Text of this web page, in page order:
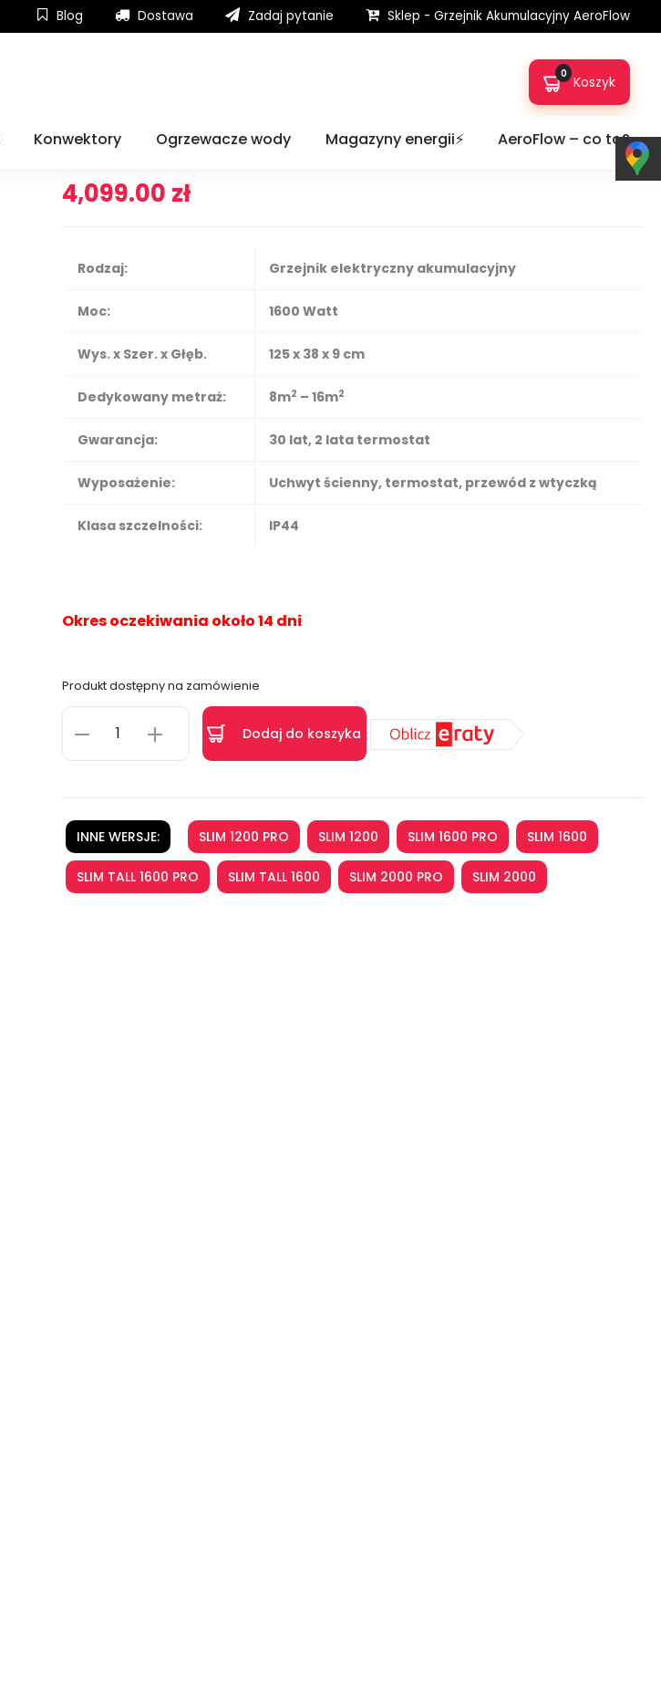
Blog Dostawa Zadaj pytanie Sklep - Grzejnik Akumulacyjny AeroFlow
0 Koszyk
Konwektory Ogrzewacze wody Magazyny energii⚡️ AeroFlow – co to?
Grzejnik AeroFlow® SLIM TALL 1600W FlexiSmart
PRO 8-16m2
4,099.00 zł
Rodzaj: Grzejnik elektryczny akumulacyjny
Moc: 1600 Watt
Wys. x Szer. x Głęb. 125 x 38 x 9 cm
Dedykowany metraż: 8m2 – 16m2
Gwarancja: 30 lat, 2 lata termostat
Wyposażenie: Uchwyt ścienny, termostat, przewód z wtyczką
Klasa szczelności: IP44
Okres oczekiwania około 14 dni
Produkt dostępny na zamówienie
Dodaj do koszyka
INNE WERSJE: SLIM 1200 PRO SLIM 1200 SLIM 1600 PRO SLIM 1600
SLIM TALL 1600 PRO SLIM TALL 1600 SLIM 2000 PRO SLIM 2000